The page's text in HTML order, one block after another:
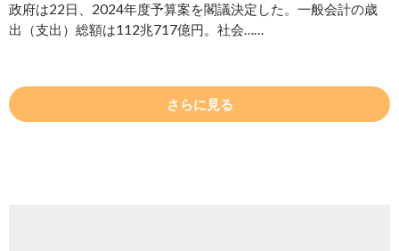
政府は22日、2024年度予算案を閣議決定した。一般会計の歳
出（支出）総額は112兆717億円。社会……
さらに見る